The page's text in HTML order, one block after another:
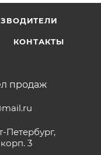
КОНТАКТЫ
продаж
Петербург,
3